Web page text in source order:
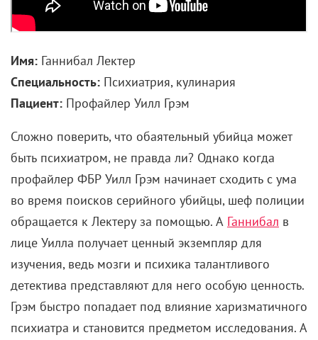
Имя: Ганнибал Лектер
Специальность: Психиатрия, кулинария
Пациент: Профайлер Уилл Грэм
Сложно поверить, что обаятельный убийца может
быть психиатром, не правда ли? Однако когда
профайлер ФБР Уилл Грэм начинает сходить с ума
во время поисков серийного убийцы, шеф полиции
обращается к Лектеру за помощью. А Ганнибал в
лице Уилла получает ценный экземпляр для
изучения, ведь мозги и психика талантливого
детектива представляют для него особую ценность.
Грэм быстро попадает под влияние харизматичного
психиатра и становится предметом исследования. А